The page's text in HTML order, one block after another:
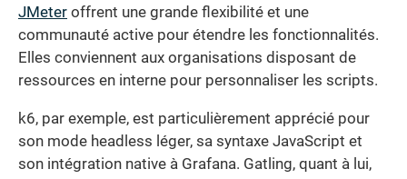
JMeter offrent une grande flexibilité et une
communauté active pour étendre les fonctionnalités.
Elles conviennent aux organisations disposant de
ressources en interne pour personnaliser les scripts.
k6, par exemple, est particulièrement apprécié pour
son mode headless léger, sa syntaxe JavaScript et
son intégration native à Grafana. Gatling, quant à lui,